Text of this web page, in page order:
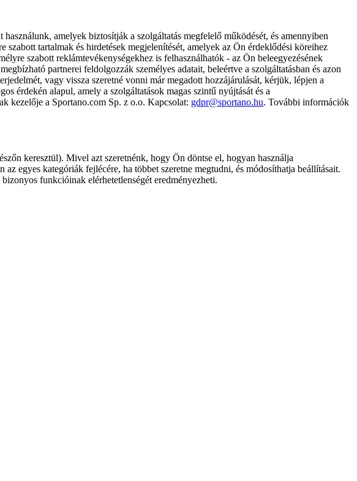
amelyek biztosítják a szolgáltatás megfelelő működését, és amennyiben
tartalmak és hirdetések megjelenítését, amelyek az Ön érdeklődési köreihez
szabott reklámtevékenységekhez is felhasználhatók - az Ön beleegyezésének
partnerei feldolgozzák személyes adatait, beleértve a szolgáltatásban és azon
vagy vissza szeretné vonni már megadott hozzájárulását, kérjük, lépjen a
érdekén alapul, amely a szolgáltatások magas szintű nyújtását és a
kezelője a Sportano.com Sp. z o.o. Kapcsolat: gdpr@sportano.hu. További információk
keresztül). Mivel azt szeretnénk, hogy Ön döntse el, hogyan használja
egyes kategóriák fejlécére, ha többet szeretne megtudni, és módosíthatja beállításait.
funkcióinak elérhetetlenségét eredményezheti.